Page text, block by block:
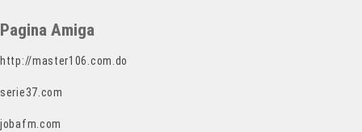
Pagina Amiga
http://master106.com.do
serie37.com
jobafm.com